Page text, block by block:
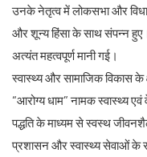
उनके नेतृत्व में लोकसभा और
और शून्य हिंसा के साथ संपन्न
अत्यंत महत्वपूर्ण मानी गई।
स्वास्थ्य और सामाजिक विकास के
“आरोग्य धाम” नामक स्वास्थ्य
पद्धति के माध्यम से स्वस्थ
प्रशासन और स्वास्थ्य सेवाओं के